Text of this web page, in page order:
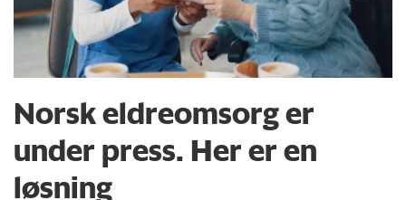
Norsk eldreomsorg er
under press. Her er en
løsning